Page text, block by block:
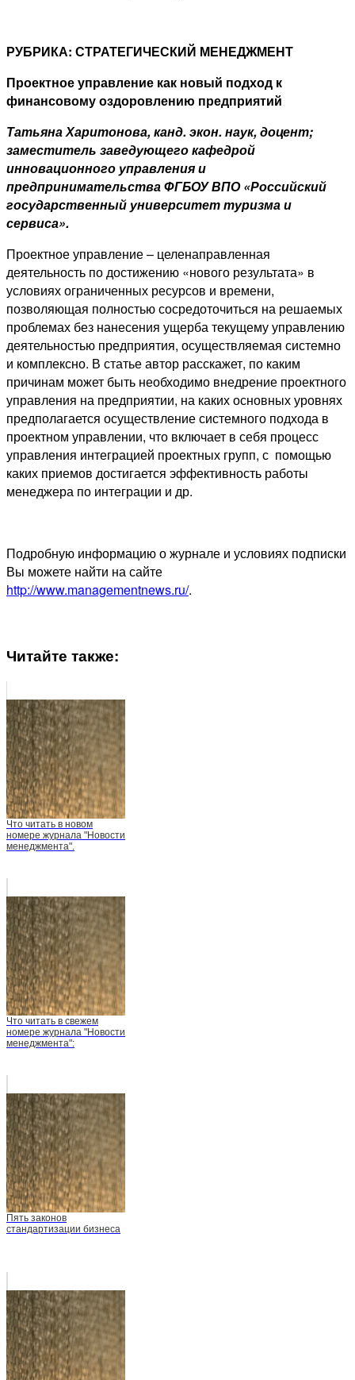
РУБРИКА: СТРАТЕГИЧЕСКИЙ МЕНЕДЖМЕНТ
Проектное управление как новый подход к
финансовому оздоровлению предприятий
Татьяна Харитонова, канд. экон. наук, доцент;
заместитель заведующего кафедрой
инновационного управления и
предпринимательства ФГБОУ ВПО «Российский
государственный университет туризма и
сервиса».
Проектное управление – целенаправленная
деятельность по достижению «нового результата» в
условиях ограниченных ресурсов и времени,
позволяющая полностью сосредоточиться на решаемых
проблемах без нанесения ущерба текущему управлению
деятельностью предприятия, осуществляемая системно
и комплексно. В статье автор расскажет, по каким
причинам может быть необходимо внедрение проектного
управления на предприятии, на каких основных уровнях
предполагается осуществление системного подхода в
проектном управлении, что включает в себя процесс
управления интеграцией проектных групп, с помощью
каких приемов достигается эффективность работы
менеджера по интеграции и др.
Подробную информацию о журнале и условиях подписки
Вы можете найти на сайте
http://www.managementnews.ru/.
Читайте также:
Что читать в новом
номере журнала "Новости
менеджмента".
Что читать в свежем
номере журнала "Новости
менеджмента":
Пять законов
стандартизации бизнеса